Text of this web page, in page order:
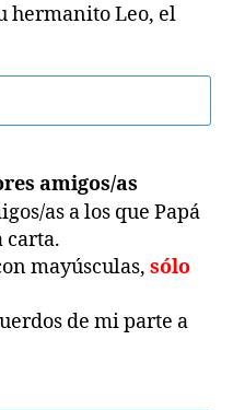
hermanito Leo, el
amigos/as
as a los que Papá
carta.
mayúsculas, sólo
de mi parte a